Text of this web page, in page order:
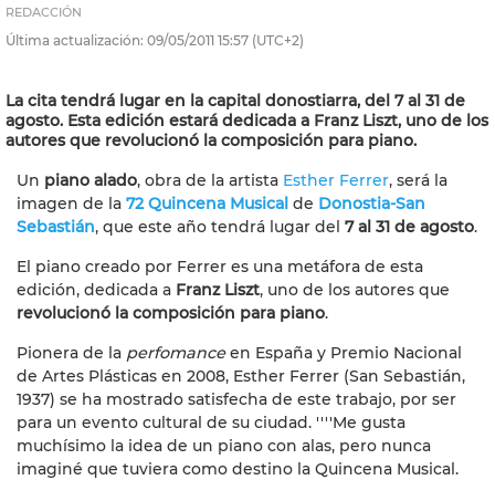
REDACCIÓN
Última actualización: 09/05/2011 15:57 (UTC+2)
La cita tendrá lugar en la capital donostiarra, del 7 al 31 de
agosto. Esta edición estará dedicada a Franz Liszt, uno de los
autores que revolucionó la composición para piano.
Un piano alado, obra de la artista Esther Ferrer, será la
imagen de la 72 Quincena Musical de Donostia-San
Sebastián, que este año tendrá lugar del 7 al 31 de agosto.
El piano creado por Ferrer es una metáfora de esta
edición, dedicada a Franz Liszt, uno de los autores que
revolucionó la composición para piano.
Pionera de la perfomanceen España y Premio Nacional
de Artes Plásticas en 2008, Esther Ferrer (San Sebastián,
1937) se ha mostrado satisfecha de este trabajo, por ser
para un evento cultural de su ciudad. ''''Me gusta
muchísimo la idea de un piano con alas, pero nunca
imaginé que tuviera como destino la Quincena Musical.